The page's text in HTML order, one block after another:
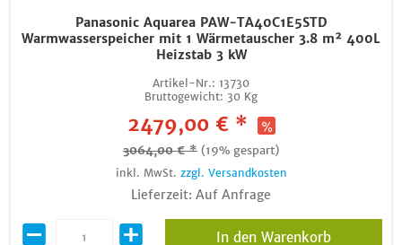
Panasonic Aquarea PAW-TA40C1E5STD
Warmwasserspeicher mit 1 Wärmetauscher 3.8 m² 400L
Heizstab 3 kW
Artikel-Nr.: 13730
Bruttogewicht: 30 Kg
2479,00 € *
3064,00 € * (19% gespart)
inkl. MwSt. zzgl. Versandkosten
Lieferzeit: Auf Anfrage
In den Warenkorb